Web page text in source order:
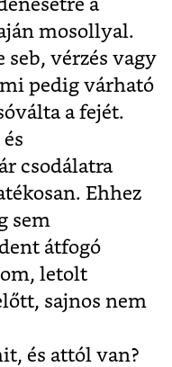
a
mosollyal.
seb, vérzés vagy
pedig várható
a fejét.
csodálatra
Ehhez
sem
átfogó
letolt
sajnos nem
és attól van?